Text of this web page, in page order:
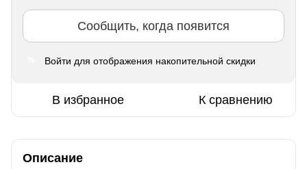
Сообщить, когда появится
Войти для отображения накопительной скидки
В избранное К сравнению
Описание